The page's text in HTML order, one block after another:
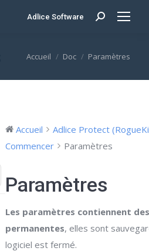
Adlice Software Search:
Vous êtes ici :
Accueil Doc Paramètres
Accueil
Adlice Protect
Commencer
Paramètres
Paramètres
Les paramètres contiennent
permanentes, elles sont
logiciel est fermé.